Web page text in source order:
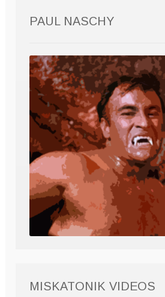
PAUL NASCHY
MISKATONIK VIDEOS